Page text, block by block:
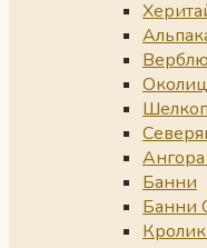
Банни
Банни